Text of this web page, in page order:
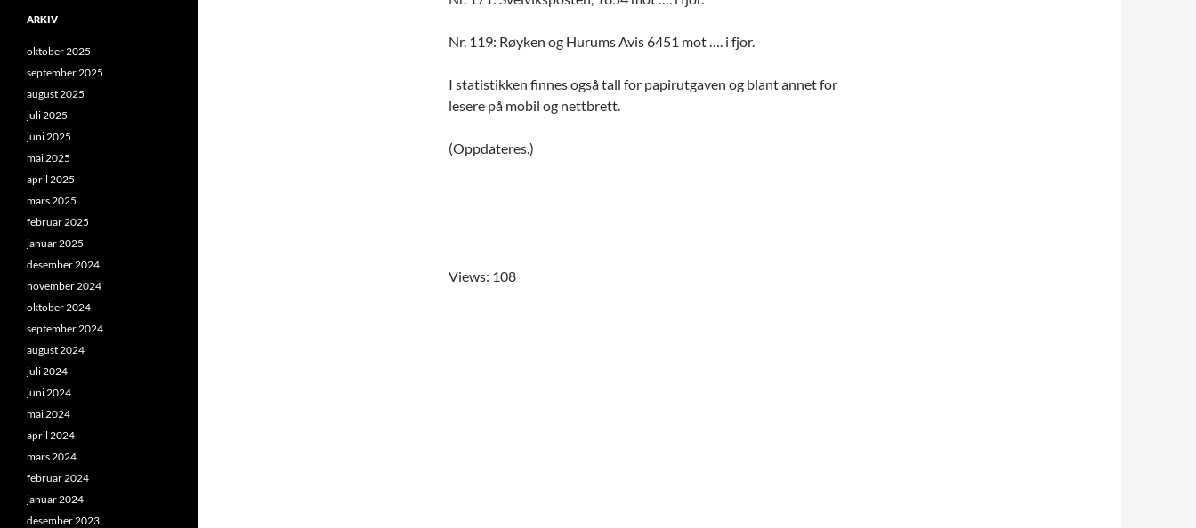
Nr. 119: Røyken og Hurums Avis 6451 mot …. i fjor.
I statistikken finnes også tall for papirutgaven og blant annet for
lesere på mobil og nettbrett.
(Oppdateres.)
Views: 108
ARKIV
oktober 2025
september 2025
august 2025
juli 2025
juni 2025
mai 2025
april 2025
mars 2025
februar 2025
januar 2025
desember 2024
november 2024
oktober 2024
september 2024
august 2024
juli 2024
juni 2024
mai 2024
april 2024
mars 2024
februar 2024
januar 2024
desember 2023